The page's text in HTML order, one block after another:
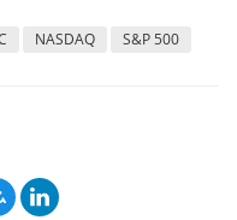
NASDAQ S&P 500
на новых опасениях по
не лучше спекулянтов